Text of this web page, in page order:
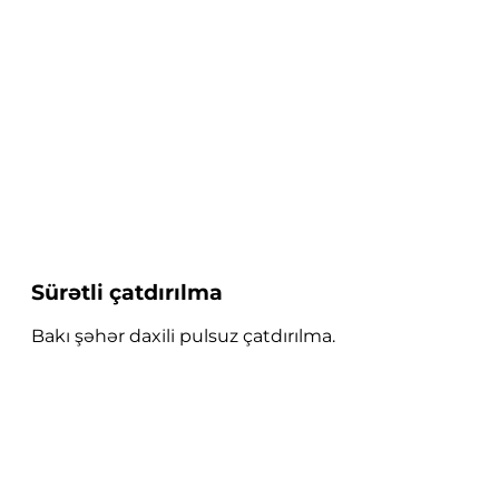
Sürətli çatdırılma
Bakı şəhər daxili pulsuz çatdırılma.